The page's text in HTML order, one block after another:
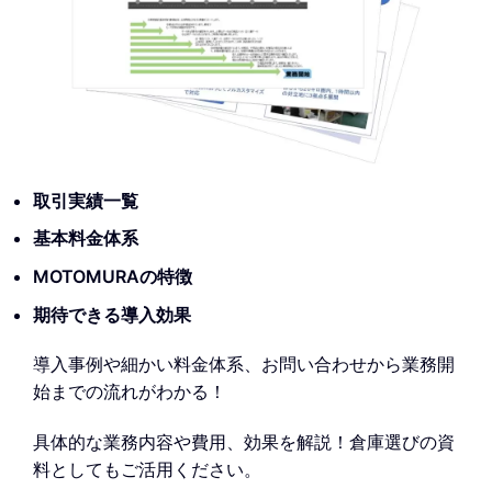
取引実績一覧
基本料金体系
MOTOMURAの特徴
期待できる導入効果
導入事例や細かい料金体系、お問い合わせから業務開
始までの流れがわかる！
具体的な業務内容や費用、効果を解説！倉庫選びの資
料としてもご活用ください。